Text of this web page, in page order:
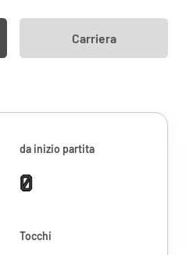
Carriera
da inizio partita
0
Tocchi